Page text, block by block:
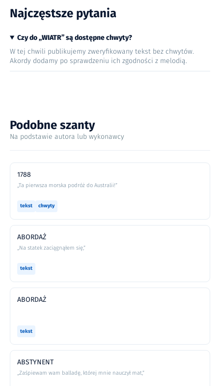
Najczęstsze pytania
Czy do „WIATR” są dostępne chwyty?
W tej chwili publikujemy zweryfikowany tekst bez chwytów.
Akordy dodamy po sprawdzeniu ich zgodności z melodią.
Podobne szanty
Na podstawie autora lub wykonawcy
1788
„Ta pierwsza morska podróż do Australii!”
tekst chwyty
ABORDAŻ
„Na statek zaciągnąłem się,”
tekst
ABORDAŻ
tekst
ABSTYNENT
„Zaśpiewam wam balladę, której mnie nauczył mat,”